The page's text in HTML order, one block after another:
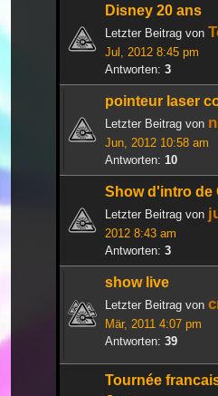
Disney 20 ans
Letzter Beitrag von
Jul, 2012 8:45 pm
Antworten: 3
pointeur laser
Letzter Beitrag von
Jun, 2012 10:58 am
Antworten: 10
Show d'intro de
Letzter Beitrag von
2012 8:43 am
Antworten: 3
show live
Letzter Beitrag von
Mär, 2011 4:07 pm
Antworten: 39
Tournée